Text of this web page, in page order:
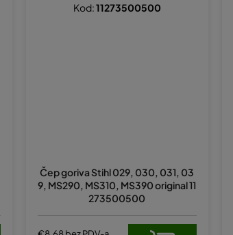
Čep goriva Stihl 029, 030, 031, 03
9, MS290, MS310, MS390 original 11
273500500
Kod:11273500500